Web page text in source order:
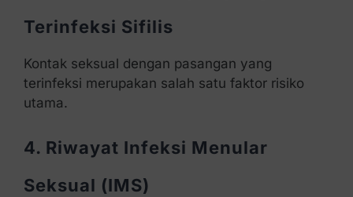
Terinfeksi Sifilis
Kontak seksual dengan pasangan yang
terinfeksi merupakan salah satu faktor risiko
utama.
4. Riwayat Infeksi Menular
Seksual (IMS)